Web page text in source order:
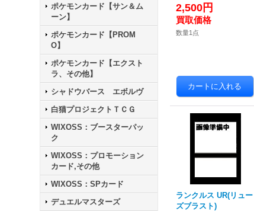
ポケモンカード【サン＆ム
ーン】
ポケモンカード【PROM
O】
ポケモンカード【エクスト
ラ、その他】
シャドウバース エボルヴ
白猫プロジェクトＴＣＧ
WIXOSS：ブースターパッ
ク
WIXOSS：プロモーション
カード,その他
WIXOSS：SPカード
デュエルマスターズ
2,500円
数量1点
ランクルス UR(リュー
ズブラスト)